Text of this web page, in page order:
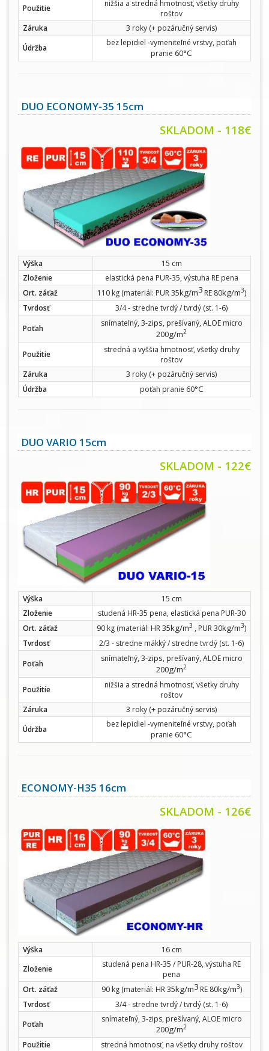
Použitie
nižšia a stredná hmotnosť, všetky druhy
roštov
Záruka
3 roky (+ pozáručný servis)
Údržba
bez lepidiel -vymeniteľné vrstvy, poťah
pranie 60°C
DUO ECONOMY-35 15cm
SKLADOM - 118€
Výška
15 cm
Zloženie
elastická pena PUR-35, výstuha RE pena
Ort. záťaž
110 kg (materiál: PUR 35kg/m3 RE 80kg/m3)
Tvrdosť
3/4 - stredne tvrdý / tvrdý (st. 1-6)
Poťah
snímateľný, 3-zips, prešívaný, ALOE micro
200g/m2
Použitie
stredná a vyššia hmotnosť, všetky druhy
roštov
Záruka
3 roky (+ pozáručný servis)
Údržba
poťah pranie 60°C
DUO VARIO 15cm
SKLADOM - 122€
Výška
15 cm
Zloženie
studená HR-35 pena, elastická pena PUR-30
Ort. záťaž
90 kg (materiál: HR 35kg/m3 , PUR 30kg/m3)
Tvrdosť
2/3 - stredne mäkký / stredne tvrdý (st. 1-6)
Poťah
snímateľný, 3-zips, prešívaný, ALOE micro
200g/m2
Použitie
nižšia a stredná hmotnosť, všetky druhy
roštov
Záruka
3 roky (+ pozáručný servis)
Údržba
bez lepidiel -vymeniteľné vrstvy, poťah
pranie 60°C
ECONOMY-H35 16cm
SKLADOM - 126€
Výška
16 cm
Zloženie
studená pena HR-35 / PUR-28, výstuha RE
pena
Ort. záťaž
90 kg (materiál: HR 35kg/m3 RE 80kg/m3)
Tvrdosť
3/4 - stredne tvrdý / tvrdý (st. 1-6)
Poťah
snímateľný, 3-zips, prešívaný, ALOE micro
200g/m2
Použitie
stredná hmotnosť, na všetky druhy roštov